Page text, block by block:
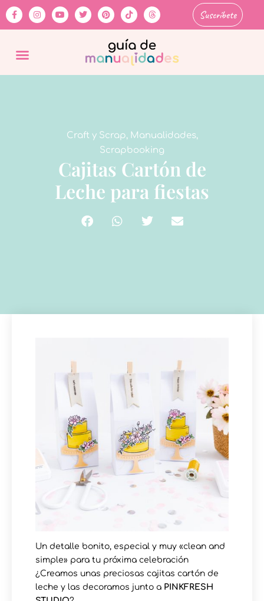
Suscríbete
Craft y Scrap, Manualidades,
Scrapbooking
Cajitas Cartón de
Leche para fiestas
Un detalle bonito, especial y muy «clean and
simple» para tu próxima celebración
¿Creamos unas preciosas cajitas cartón de
leche y las decoramos junto a PINKFRESH